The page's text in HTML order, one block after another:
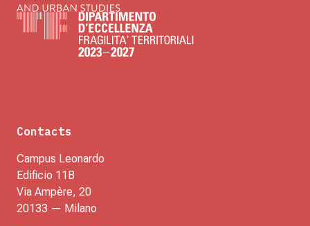
Contacts
Campus Leonardo
Edificio 11B
Via Ampère, 20
20133 — Milano